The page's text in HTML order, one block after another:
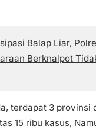
Balap Liar,
Berknalpot
terdapat 3 provinsi
15 ribu kasus,